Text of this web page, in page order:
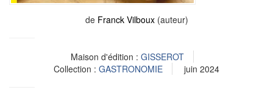
de Franck Vilboux(auteur)
Maison d'édition : GISSEROT
Collection : GASTRONOMIE juin 2024